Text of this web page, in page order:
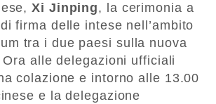
Xi Jinping, la cerimonia a
firma delle intese nell’ambito
tra i due paesi sulla nuova
alle delegazioni ufficiali
colazione e intorno alle 13.00
e la delegazione